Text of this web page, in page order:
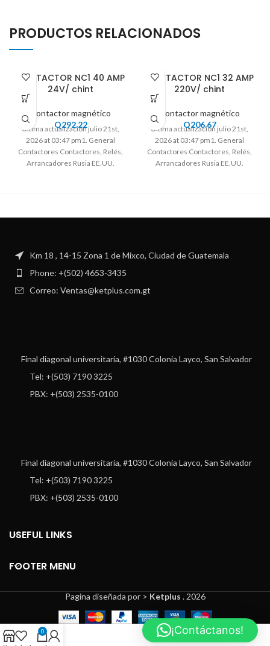
PRODUCTOS RELACIONADOS
CONTACTOR NC1 40 AMP
24V/ chint
Contactor magnético
Q292.22
Ultima actualización julio 21st,
2026 at 03:47 pm1. General
Contactores Contactores, Relés,
Arrancadores Rusia EE.UU.
CONTACTOR NC1 32 AMP
220V/ chint
Contactor magnético
Q206.67
Ultima actualización julio 21st,
2026 at 03:47 pm1. General
Contactores Contactores, Relés,
Arrancadores Rusia EE.UU.
Km 18 , 14-15 Zona 1 de Mixco, Ciudad de Guatemala
Phone: +(502) 4653-3435
Correo: Ventas@ketplus.com.gt
Final diagonal universitaria, #1030 Colonia Layco, San Salvador
Tel: +(503) 7190 3225
PBX: +(503) 2535-0100
Final diagonal universitaria, #1030 Colonia Layco, San Salvador
Tel: +(503) 7190 3225
PBX: +(503) 2535-0100
USEFUL LINKS
FOOTER MENU
Pagina diseñada por > Ketplus . 2026
0 ¡Contáctanos!